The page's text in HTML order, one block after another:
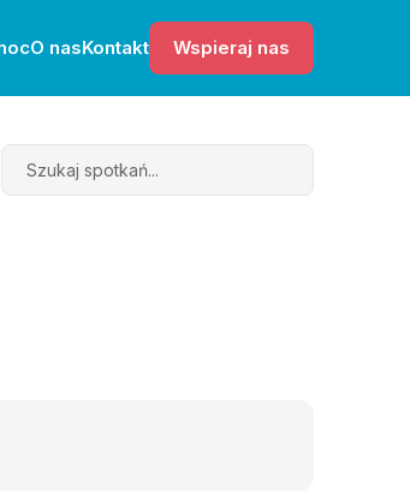
O nasKontakt Wspieraj nas
Search